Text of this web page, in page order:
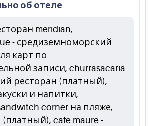
об отеле
meridian,
- средиземноморский
карт по
записи, churrasacaria
ресторан (платный),
и напитки,
corner на пляже,
(платный), cafe maure -